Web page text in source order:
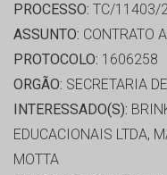
PROCESSO: TC/11403/
ASSUNTO: CONTRATO
PROTOCOLO: 1606258
ORGÃO: SECRETARIA
INTERESSADO(S):
EDUCACIONAIS LTDA,
MOTTA